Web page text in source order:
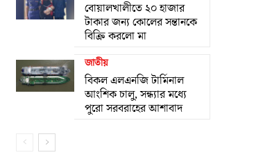
বোয়ালখালীতে ২০ হাজার
টাকার জন্য কোলের সন্তানকে
বিক্রি করলো মা
জাতীয়
বিকল এলএনজি টার্মিনাল
আংশিক চালু, সন্ধ্যার মধ্যে
পুরো সরবরাহের আশাবাদ